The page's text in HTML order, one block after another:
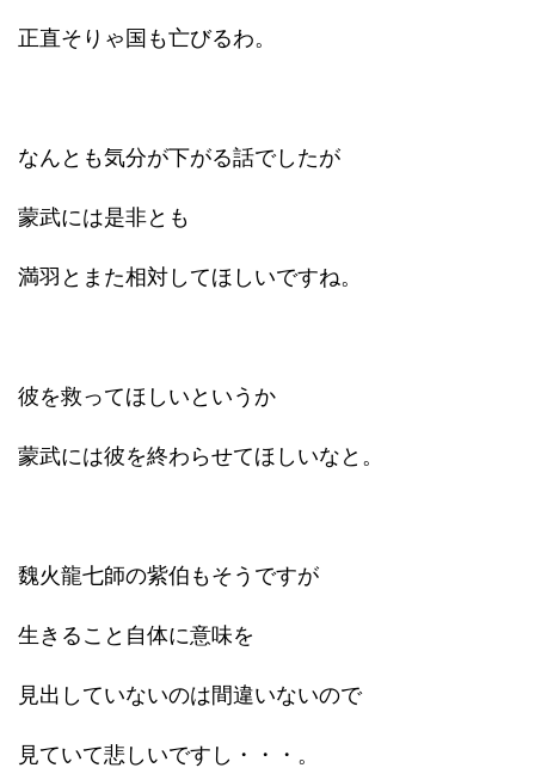
正直そりゃ国も亡びるわ。
なんとも気分が下がる話でしたが
蒙武には是非とも
満羽とまた相対してほしいですね。
彼を救ってほしいというか
蒙武には彼を終わらせてほしいなと。
魏火龍七師の紫伯もそうですが
生きること自体に意味を
見出していないのは間違いないので
見ていて悲しいですし・・・。